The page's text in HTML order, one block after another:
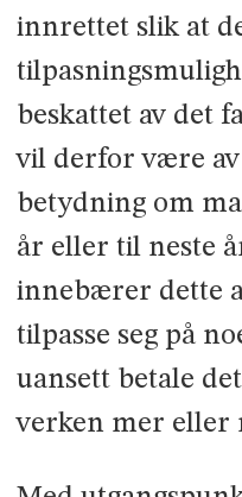
innrettet slik at
beskattet av det
vil derfor være av
betydning om
år eller til neste
innebærer dette
tilpasse seg på
uansett betale
verken mer eller